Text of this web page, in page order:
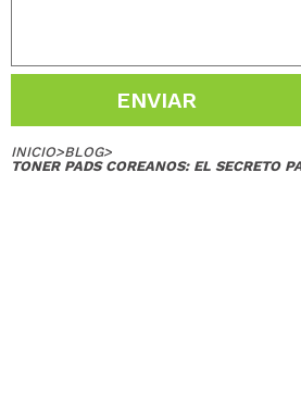
ENVIAR
INICIO>BLOG>
TONER PADS COREANOS: EL SECRETO